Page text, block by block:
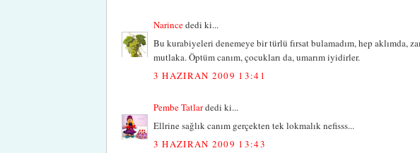
Narincededi ki...
Bu kurabiyeleri denemeye bir türlü fırsat bulamadım, hep aklımda,
mutlaka. Öptüm canım, çocukları da, umarım iyidirler.
3 HAZIRAN 2009 13:41
Pembe Tatlardedi ki...
Ellrine sağlık canım gerçekten tek lokmalık nefisss...
3 HAZIRAN 2009 13:43